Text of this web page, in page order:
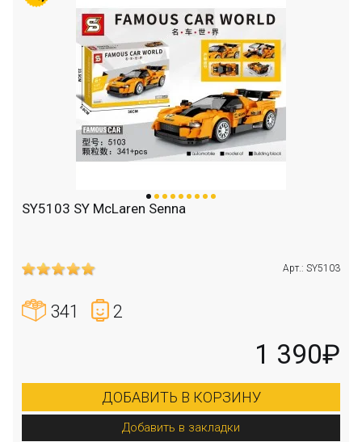
SY5103 SY McLaren Senna
Арт.: SY5103
341 2
1 390₽
ДОБАВИТЬ В КОРЗИНУ
Добавить в закладки